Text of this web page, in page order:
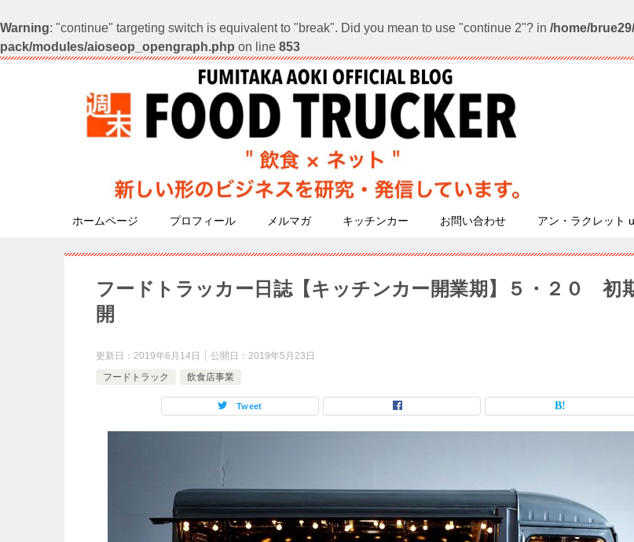
Warning: "continue" targeting switch is equivalent to "break". Did you mean to use "continue 2"? in /home/
pack/modules/aioseop_opengraph.php on line 853
ホームページ プロフィール メルマガ キッチンカー お問い合わせ アン・ラクレット
フードトラッカー日誌【キッチンカー開業期】５・２０ 初
開
更新日： 2019年6月14日 公開日： 2019年5月23日
フードトラック
飲食店事業
Tweet